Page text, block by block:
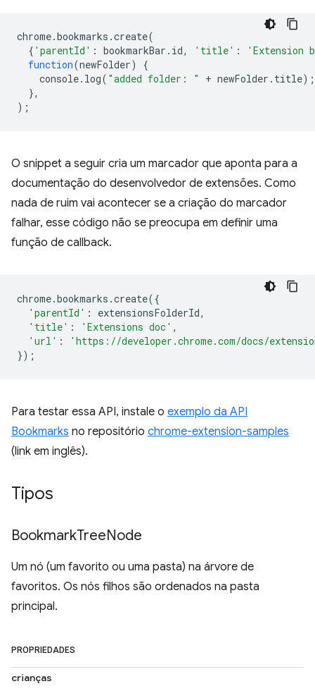
chrome.bookmarks .create(
{ 'parentId' : bookmarkBar . id, 'title' :
'Extension
function(newFolder)
{
console. log( "added folder: " + newFolder . title);
},
);
O snippet a seguir cria um marcador que aponta para a
documentação do desenvolvedor de extensões. Como
nada de ruim vai acontecer se a criação do marcador
falhar, esse código não se preocupa em definir uma
função de callback.
chrome.bookmarks .create({
'parentId' : extensionsFolderId,
'title' : 'Extensions doc' ,
'url' :
'https://developer.chrome.com/docs/
});
Para testar essa API, instale o exemplo da API
Bookmarks no repositório chrome-extension-samples
(link em inglês).
Tipos
BookmarkTreeNode
Um nó (um favorito ou uma pasta) na árvore de
favoritos. Os nós filhos são ordenados na pasta
principal.
PROPRIEDADES
crianças